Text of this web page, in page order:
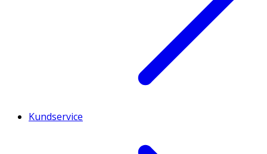
Kundservice